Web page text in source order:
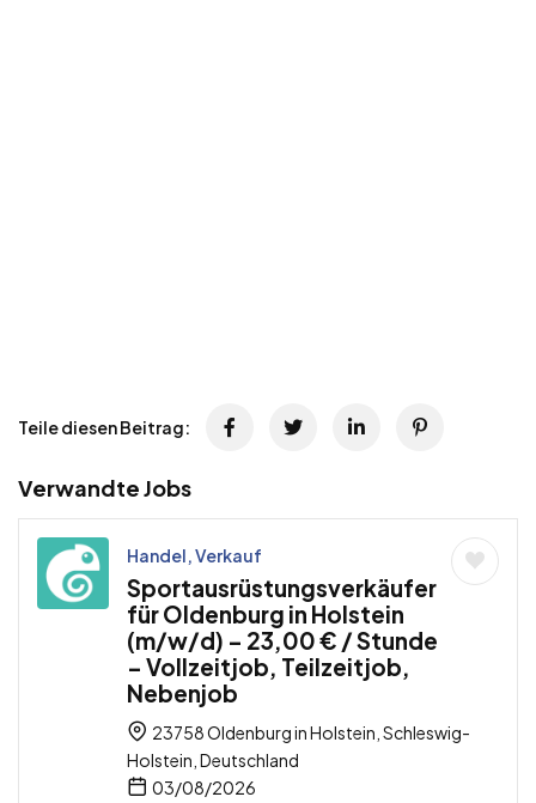
Teile diesen Beitrag:
Verwandte Jobs
Handel, Verkauf
Sportausrüstungsverkäufer
für Oldenburg in Holstein
(m/w/d) – 23,00 € / Stunde
– Vollzeitjob, Teilzeitjob,
Nebenjob
23758 Oldenburg in Holstein, Schleswig-
Holstein, Deutschland
03/08/2026